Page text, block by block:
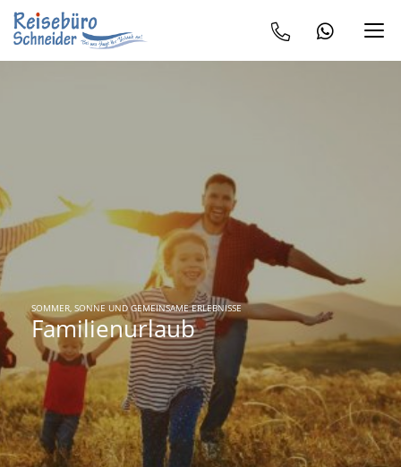
SOMMER, SONNE UND GEMEINSAME ERLEBNISSE
Familienurlaub